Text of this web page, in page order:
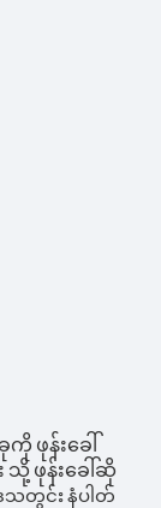
ဖုန်းခေါ်
သို့ ဖုန်းခေါ်ဆို
သတွင်း နံပါတ်